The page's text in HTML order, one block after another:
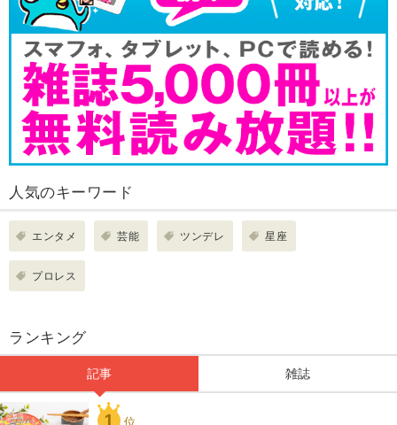
人気のキーワード
エンタメ 芸能 ツンデレ 星座
プロレス
ランキング
記事 雑誌
1 位